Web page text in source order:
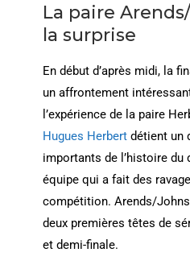
La paire
la surprise
En début d’après midi, la
un affrontement
l’expérience de la paire
Hugues Herbertdétient un
importants de l’histoire du
équipe qui a fait des
compétition. Arends/
deux premières têtes de
et demi-finale.